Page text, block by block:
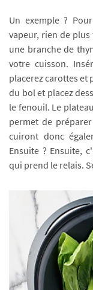
Un exemple ?
vapeur, rien de
une branche de
votre cuisson.
placerez carottes et
du bol et placez
le fenouil. Le
permet de
cuiront donc
Ensuite ? Ensuite,
qui prend le relais.